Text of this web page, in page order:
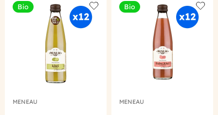
Bio
Add to wishlist
MENEAU
Bio
Add
MENEAU